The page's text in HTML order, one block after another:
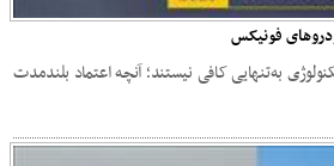
فونیکس
به‌تنهایی کافی نیستند؛ آنچه اعتماد بلندمدت